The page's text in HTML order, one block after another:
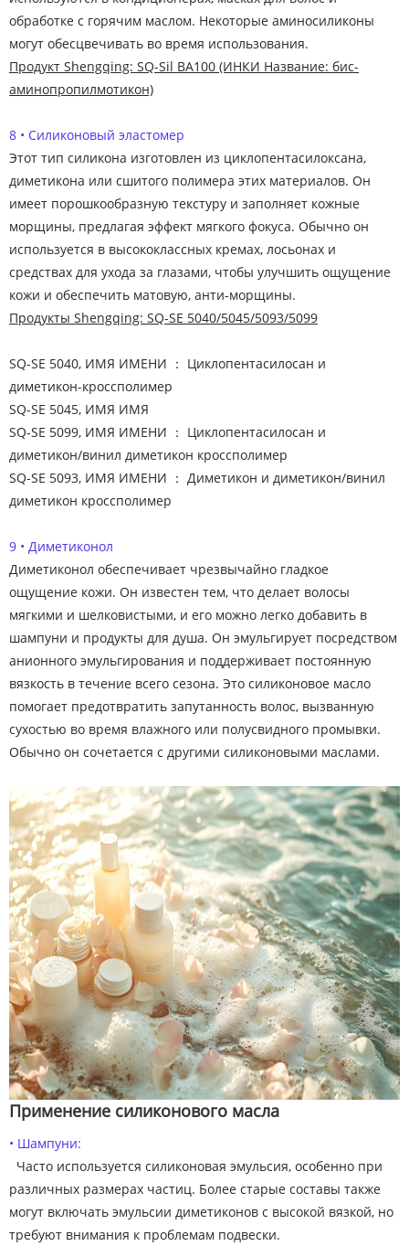
обработке с горячим маслом. Некоторые аминосиликоны
могут обесцвечивать во время использования.
Продукт Shengqing: SQ-Sil BA100 (ИНКИ Название: бис-
аминопропилмотикон)
8 • Силиконовый эластомер
Этот тип силикона изготовлен из циклопентасилоксана,
диметикона или сшитого полимера этих материалов. Он
имеет порошкообразную текстуру и заполняет кожные
морщины, предлагая эффект мягкого фокуса. Обычно он
используется в высококлассных кремах, лосьонах и
средствах для ухода за глазами, чтобы улучшить ощущение
кожи и обеспечить матовую, анти-морщины.
Продукты Shengqing: SQ-SE 5040/5045/5093/5099
SQ-SE 5040, ИМЯ ИМЕНИ ： Циклопентасилосан и
диметикон-кроссполимер
SQ-SE 5045, ИМЯ ИМЯ
SQ-SE 5099, ИМЯ ИМЕНИ ： Циклопентасилосан и
диметикон/винил диметикон кроссполимер
SQ-SE 5093, ИМЯ ИМЕНИ ： Диметикон и диметикон/винил
диметикон кроссполимер
9 • Диметиконол
Диметиконол обеспечивает чрезвычайно гладкое
ощущение кожи. Он известен тем, что делает волосы
мягкими и шелковистыми, и его можно легко добавить в
шампуни и продукты для душа. Он эмульгирует посредством
анионного эмульгирования и поддерживает постоянную
вязкость в течение всего сезона. Это силиконовое масло
помогает предотвратить запутанность волос, вызванную
сухостью во время влажного или полусвидного промывки.
Обычно он сочетается с другими силиконовыми маслами.
Применение силиконового масла
• Шампуни:
Часто используется силиконовая эмульсия, особенно при
различных размерах частиц. Более старые составы также
могут включать эмульсии диметиконов с высокой вязкой, но
требуют внимания к проблемам подвески.